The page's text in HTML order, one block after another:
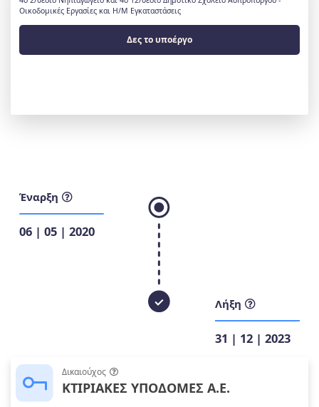
Οικοδομικές Εργασίες και Η/Μ Εγκαταστάσεις
Δες το υποέργο
Έναρξη
06 | 05 | 2020
Λήξη
31 | 12 | 2023
Δικαιούχος
ΚΤΙΡΙΑΚΕΣ ΥΠΟΔΟΜΕΣ Α.Ε.